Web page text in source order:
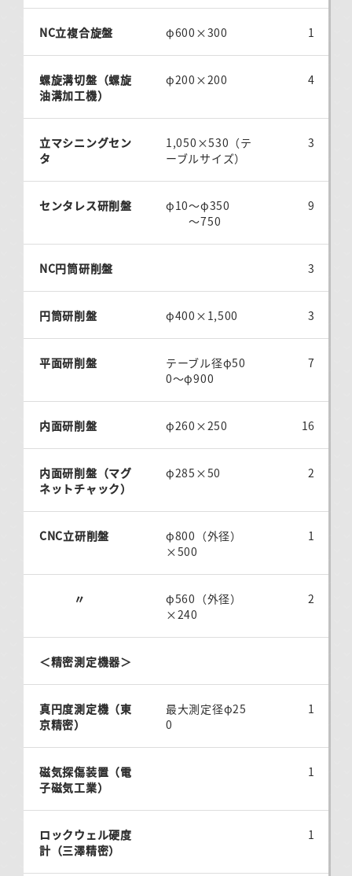
NC立複合旋盤 φ600×300 1
螺旋溝切盤（螺旋
油溝加工機）
φ200×200 4
立マシニングセン
タ
1,050×530（テ
ーブルサイズ）
3
センタレス研削盤
φ10～φ350
～750
9
NC円筒研削盤 3
円筒研削盤 φ400×1,500 3
平面研削盤
テーブル径φ50
0～φ900
7
内面研削盤 φ260×250 16
内面研削盤（マグ
ネットチャック）
φ285×50 2
CNC立研削盤
φ800（外径）
×500
1
〃
φ560（外径）
×240
2
＜精密測定機器＞
真円度測定機（東
京精密）
最大測定径φ25
0
1
磁気探傷装置（電
子磁気工業）
1
ロックウェル硬度
計（三澤精密）
1